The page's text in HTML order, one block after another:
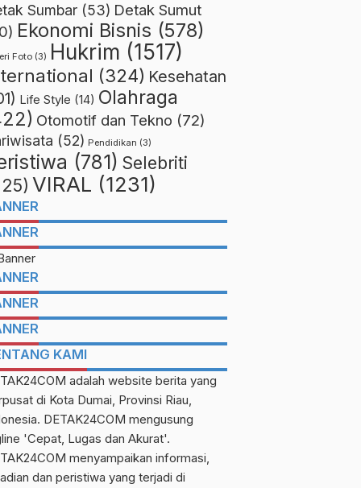
Berita Detak Rohil
ALAMAK! Pria Ini Hendak
Dagang Sabu di SD 017
Krisis Air Bersih Ancam
Sumbar (53) Detak Sumut
Ekonomi Bisnis (578)
Foto (3) Hukrim (1517)
(324) Kesehatan
Life Style (14) Olahraga
Otomotif dan Tekno (72)
(52) Pendidikan (3)
(781) Selebriti
VIRAL (1231)
KAMI
adalah website berita yang
di Kota Dumai, Provinsi Riau,
DETAK24COM mengusung
'Cepat, Lugas dan Akurat'.
menyampaikan informasi,
dan peristiwa yang terjadi di